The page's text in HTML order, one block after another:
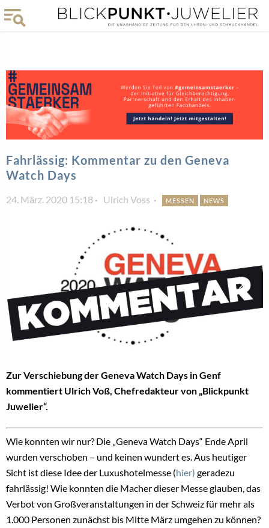
Fahrlässig: Kommentar zu den Geneva
Watch Days
24. März. 2020 15:18 Ulrich Voss MESSEN NEWS
Zur Verschiebung der Geneva Watch Days in Genf
kommentiert Ulrich Voß, Chefredakteur von „Blickpunkt
Juwelier“.
Wie konnten wir nur? Die „Geneva Watch Days“ Ende April
wurden verschoben – und keinen wundert es. Aus heutiger
Sicht ist diese Idee der Luxushotelmesse (hier) geradezu
fahrlässig! Wie konnten die Macher dieser Messe glauben, das
Verbot von Großveranstaltungen in der Schweiz für mehr als
1.000 Personen zunächst bis Mitte März umgehen zu können?